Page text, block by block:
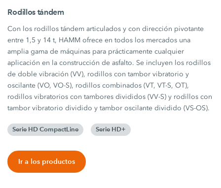
Rodillos tándem
Con los rodillos tándem articulados y con dirección pivotante
entre 1,5 y 14 t, HAMM ofrece en todos los mercados una
amplia gama de máquinas para prácticamente cualquier
aplicación en la construcción de asfalto. Se incluyen los rodillos
de doble vibración (VV), rodillos con tambor vibratorio y
oscilante (VO, VO-S), rodillos combinados (VT, VT-S, OT),
rodillos vibratorios con tambores divididos (VV-S) y rodillos con
tambor vibratorio dividido y tambor oscilante dividido (VS-OS).
Serie HD CompactLine Serie HD+
Ir a los productos